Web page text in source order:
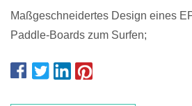
Maßgeschneidertes Design eines
Paddle-Boards zum Surfen;